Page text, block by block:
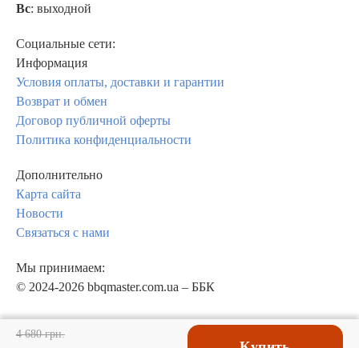
4 680 грн.
Вс: выходной
Социальные сети:
Информация
Условия оплаты, доставки и гарантии
Возврат и обмен
Договор публичной оферты
Политика конфиденциальности
Дополнительно
Карта сайта
Новости
Связаться с нами
Мы принимаем:
© 2024-2026 bbqmaster.com.ua – ББК